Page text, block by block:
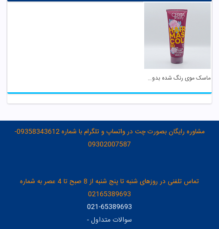
ماسک موی رنگ شده بدون سولفات آبکشی سریتا
مشاوره رایگان بصورت چت در واتساپ و تلگرام با شماره 09358343612-
09302007587
تماس تلفنی در روزهای شنبه تا پنج شنبه از 8 صبح تا 4 عصر به شماره
02165389693
021-65389693
سوالات متداول-